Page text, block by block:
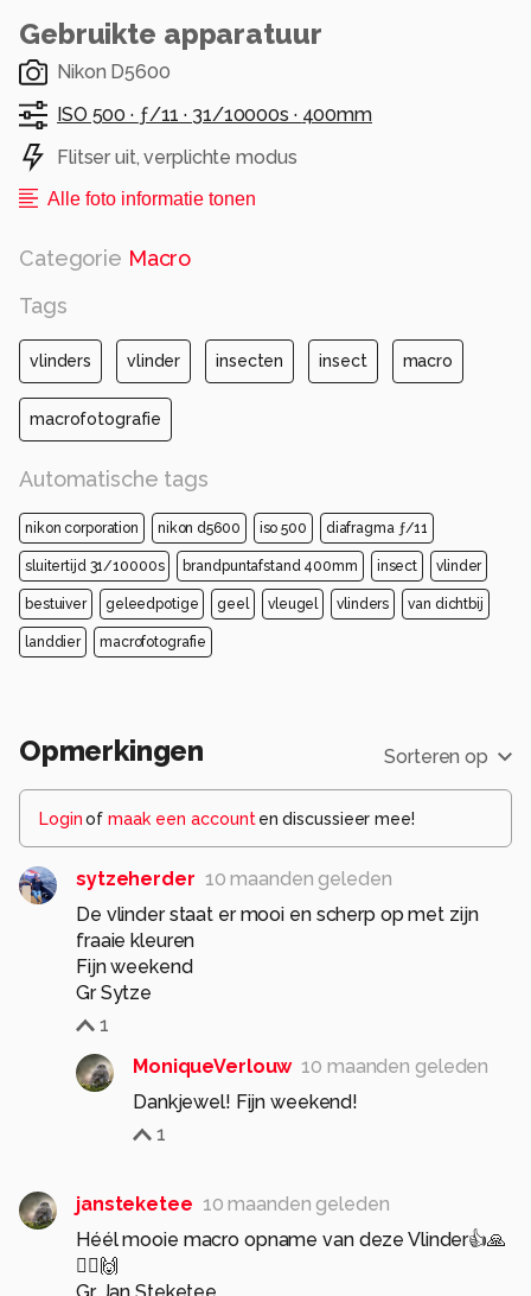
Gebruikte apparatuur
Nikon D5600
ISO 500 · ƒ/11 · 31/10000s · 400mm
Flitser uit, verplichte modus
Alle foto informatie tonen
Categorie Macro
Tags
vlinders vlinder insecten insect macro
macrofotografie
Automatische tags
nikon corporation nikon d5600 iso 500 diafragma ƒ/11
sluitertijd 31/10000s brandpuntafstand 400mm insect vlinder
bestuiver geleedpotige geel vleugel vlinders van dichtbij
landdier macrofotografie
Opmerkingen Sorteren op
Loginof maak een account en discussieer mee!
sytzeherder 10 maanden geleden
De vlinder staat er mooi en scherp op met zijn
fraaie kleuren
Fijn weekend
Gr Sytze
1
MoniqueVerlouw 10 maanden geleden
Dankjewel! Fijn weekend!
1
jansteketee 10 maanden geleden
Héél mooie macro opname van deze Vlinder👍🙏
🙋‍♂️🙌
Gr. Jan Steketee